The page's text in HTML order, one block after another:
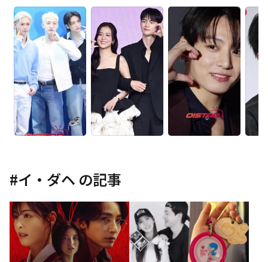
#イ・ダヘ の記事